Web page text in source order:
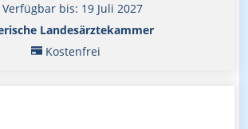
Verfügbar bis: 19 Juli 2027
Landesärztekammer
Kostenfrei